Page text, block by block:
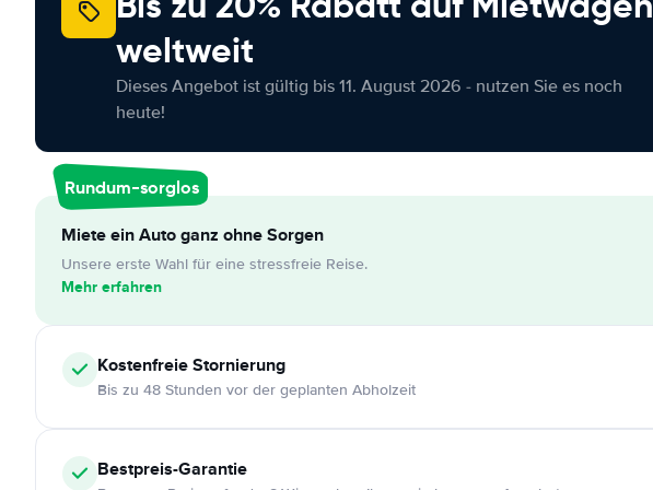
weltweit
Dieses Angebot ist gültig bis 11. August 2026 - nutzen Sie es noch
heute!
Rundum-sorglos
Miete ein Auto ganz ohne Sorgen
Unsere erste Wahl für eine stressfreie Reise.
Mehr erfahren
KostenfreieStornierung
Bis zu 48 Stunden vor der geplanten Abholzeit
Bestpreis-Garantie